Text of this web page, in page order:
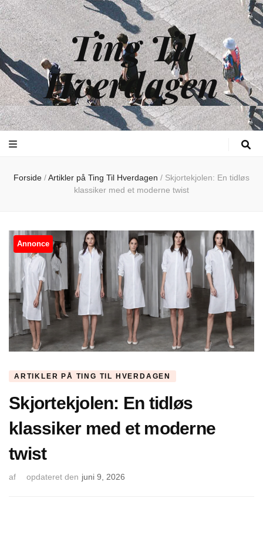
Ting Til
Hverdagen
Forside /Artikler på Ting Til Hverdagen / Skjortekjolen: En tidløs
klassiker med et moderne twist
Annonce
ARTIKLER PÅ TING TIL HVERDAGEN
Skjortekjolen: En tidløs
klassiker med et moderne
twist
af opdateret den juni 9, 2026